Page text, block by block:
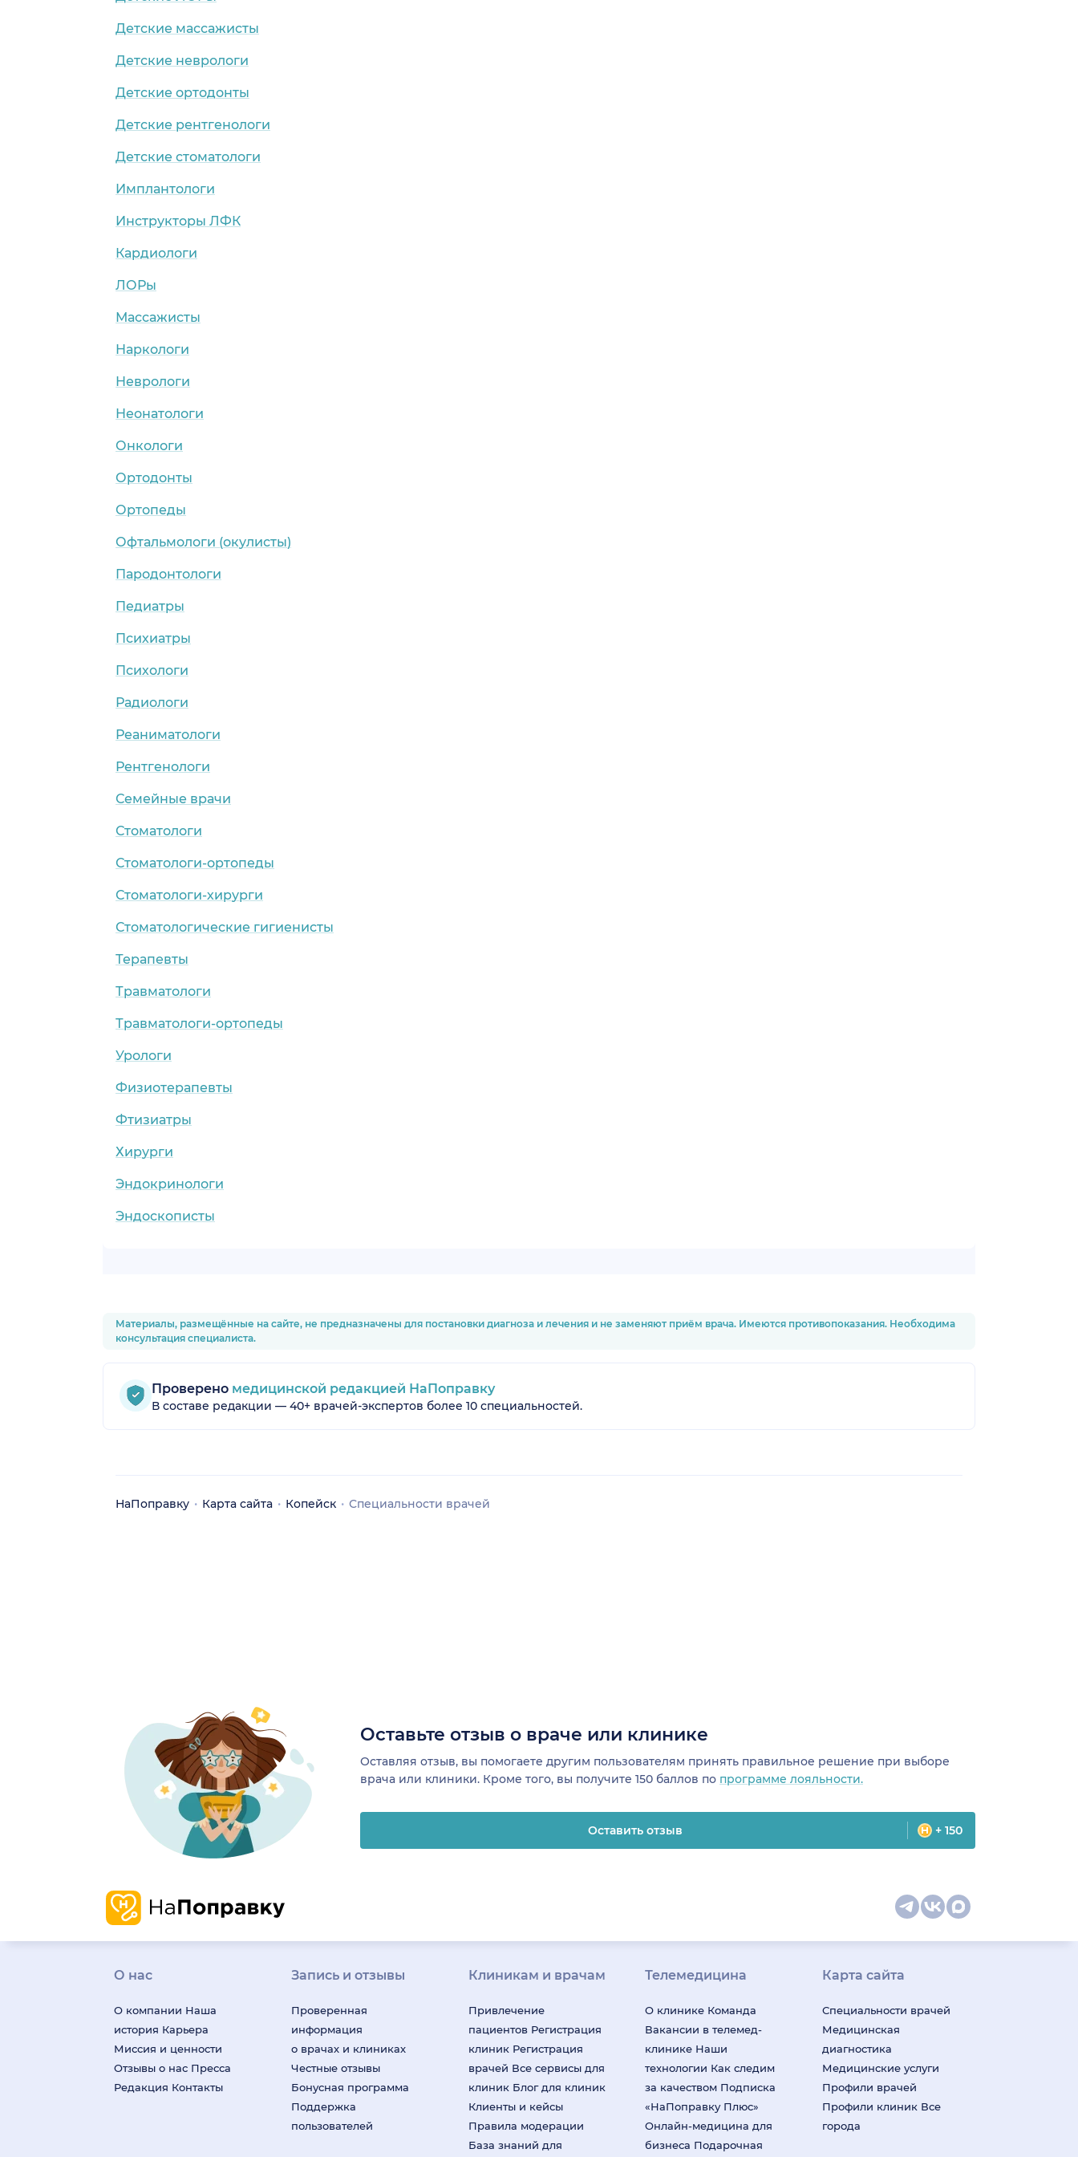
Детские массажисты
Детские неврологи
Детские ортодонты
Детские рентгенологи
Детские стоматологи
Имплантологи
Инструкторы ЛФК
Кардиологи
ЛОРы
Массажисты
Наркологи
Неврологи
Неонатологи
Онкологи
Ортодонты
Ортопеды
Офтальмологи (окулисты)
Пародонтологи
Педиатры
Психиатры
Психологи
Радиологи
Реаниматологи
Рентгенологи
Семейные врачи
Стоматологи
Стоматологи-ортопеды
Стоматологи-хирурги
Стоматологические гигиенисты
Терапевты
Травматологи
Травматологи-ортопеды
Урологи
Физиотерапевты
Фтизиатры
Хирурги
Эндокринологи
Эндоскописты
Материалы, размещённые на сайте, не предназначены для постановки диагноза и лечения и не заменяют приём врача. Имеются противопоказания. Необходима
консультация специалиста.
Проверено медицинской редакцией НаПоправку
В составе редакции — 40+ врачей-экспертов более 10 специальностей.
НаПоправку Карта сайта Копейск Специальности врачей
Оставьте отзыв о враче или клинике
Оставляя отзыв, вы помогаете другим пользователям принять правильное решение при выборе
врача или клиники. Кроме того, вы получите 150 баллов по программе лояльности.
Оставить отзыв + 150
О нас
О компании Наша
история Карьера
Миссия и ценности
Отзывы о нас Пресса
Редакция Контакты
Запись и отзывы
Проверенная
информация
о врачах и клиниках
Честные отзывы
Бонусная программа
Поддержка
пользователей
Клиникам и врачам
Привлечение
пациентов Регистрация
клиник Регистрация
врачей Все сервисы для
клиник Блог для клиник
Клиенты и кейсы
Правила модерации
База знаний для
Телемедицина
О клинике Команда
Вакансии в телемед-
клинике Наши
технологии Как следим
за качеством Подписка
«НаПоправку Плюс»
Онлайн-медицина для
бизнеса Подарочная
Карта сайта
Специальности врачей
Медицинская
диагностика
Медицинские услуги
Профили врачей
Профили клиник Все
города